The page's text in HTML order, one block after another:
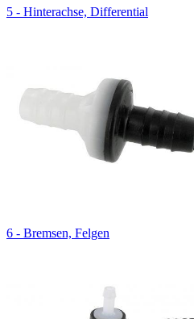
5 - Hinterachse, Differential
6 - Bremsen, Felgen